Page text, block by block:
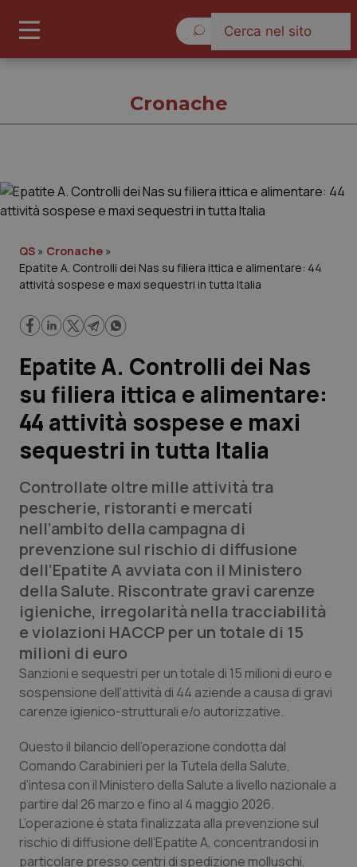
Governo e Parlamento
Regioni e Asl
Lavoro e Professioni
Scienza e Farmaci
Studi e Analisi
Lettere al direttore
Edizioni Regionali
QS Pro
Professionisti Sanitari.AI
Abruzzo
Basilicata
Campania
Emilia-Romagna
Friuli Venezia Giulia
QS Pro Gold
Artrite & artrosi
Car-T
Colesterolo & coronaropatie
Dermatite Atopica
QS Club Newsletter
Cronache
QS » Cronache »
Epatite A. Controlli dei Nas su filiera ittica e alimentare: 44
attività sospese e maxi sequestri in tutta Italia
Epatite A. Controlli dei Nas
su filiera ittica e alimentare:
44 attività sospese e maxi
sequestri in tutta Italia
Controllate oltre mille attività tra
pescherie, ristoranti e mercati
nell’ambito della campagna di
prevenzione sul rischio di diffusione
dell’Epatite A avviata con il Ministero
della Salute. Riscontrate gravi carenze
igieniche, irregolarità nella tracciabilità
e violazioni HACCP per un totale di 15
milioni di euro
Sanzioni e sequestri per un totale di 15 milioni di euro e
sospensione dell’attività di 44 aziende a causa di gravi
carenze igienico-strutturali e/o autorizzative.
Questo il bilancio dell’operazione condotta dal
Comando Carabinieri per la Tutela della Salute,
d’intesa con il Ministero della Salute a livello nazionale a
partire dal 26 marzo e fino al 4 maggio 2026.
L’operazione è stata finalizzata alla prevenzione sul
rischio di diffusione dell’Epatite A, concentrandosi in
particolare presso centri di spedizione molluschi,